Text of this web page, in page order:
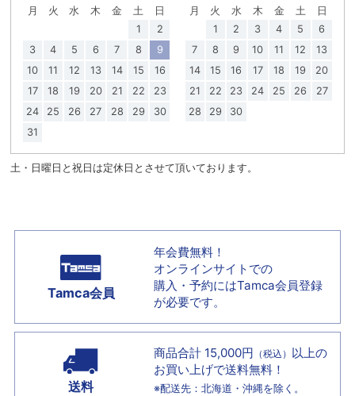
月 火 水 木 金 土
日
1
2
3
4 5 6 7 8
9
10
11 12 13 14 15
16
17
18 19 20 21 22
23
24
25 26 27 28 29
30
31
月 火 水 木 金 土
日
1
2 3 4 5
6
7
8 9 10 11 12
13
14
15 16 17 18 19
20
21
22 23 24 25 26
27
28
29 30
土・日曜日と祝日は定休日とさせて頂いております。
Tamca会員
年会費無料！
オンラインサイトでの
購入・予約にはTamca会員登録
が必要です。
送料
商品合計 15,000円 （税込） 以上の
お買い上げで送料無料！
※配送先：北海道・沖縄を除く。